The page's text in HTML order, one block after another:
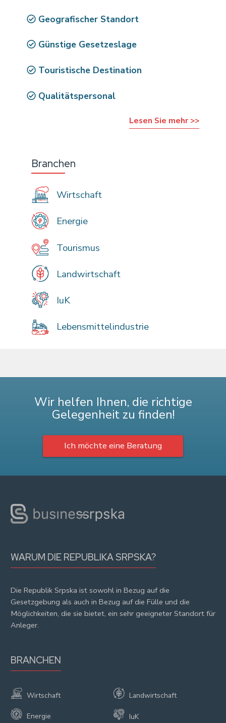
Geografischer Standort
Günstige Gesetzeslage
Touristische Destination
Qualitätspersonal
Lesen Sie mehr >>
Branchen
Wirtschaft
Energie
Tourismus
Landwirtschaft
IuK
Lebensmittelindustrie
Wir helfen Ihnen, die richtige
Gelegenheit zu finden!
Ich möchte eine Beratung
WARUM DIE REPUBLIKA SRPSKA?
Die Republik Srpska ist sowohl in Bezug auf die
Gesetzgebung als auch in Bezug auf die Fülle und die
Möglichkeiten, die sie bietet, ein sehr geeigneter Standort für
Anleger.
BRANCHEN
Wirtschaft
Energie
Landwirtschaft
IuK